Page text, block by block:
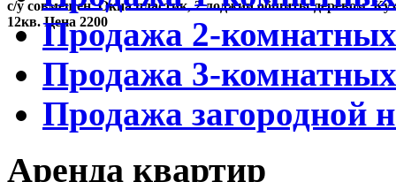
с/у совмещен. Окна пластик, 2 лоджии обшиты деревом.
12кв. Цена 2200
Продажа 2-
Продажа 3-
Продажа загородной
Аренда квартир